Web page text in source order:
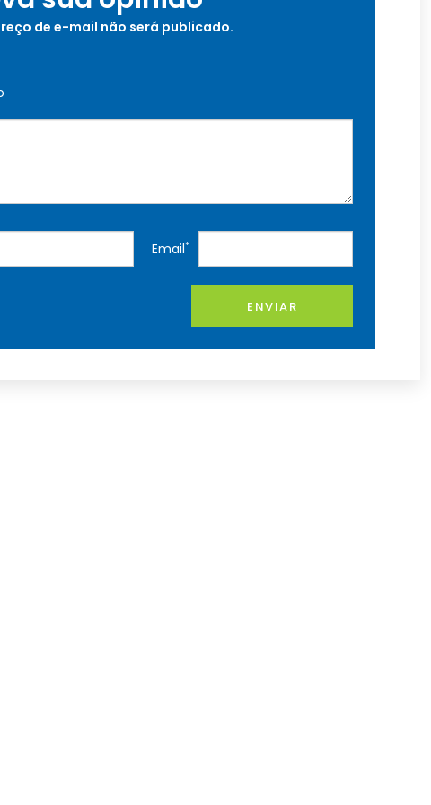
de e-mail não será publicado.
Email*
ENVIAR